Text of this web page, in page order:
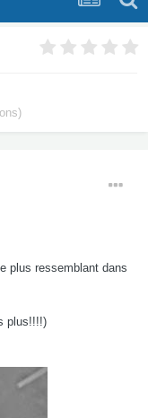
plus ressemblant dans
plus!!!!)